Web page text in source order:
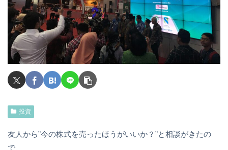
投資
友人から”今の株式を売ったほうがいいか？”と相談がきたの
で、